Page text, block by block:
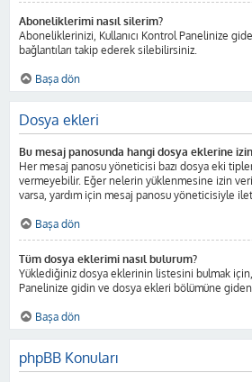
Aboneliklerimi nasıl silerim?
Aboneliklerinizi, Kullanıcı Kontrol Panelinize
bağlantıları takip ederek silebilirsiniz.
Başa dön
Dosya ekleri
Bu mesaj panosunda hangi dosya eklerine
Her mesaj panosu yöneticisi bazı dosya eki
vermeyebilir. Eğer nelerin yüklenmesine izin
varsa, yardım için mesaj panosu yöneticisiyle
Başa dön
Tüm dosya eklerimi nasıl bulurum?
Yüklediğiniz dosya eklerinin listesini bulmak için,
Panelinize gidin ve dosya ekleri bölümüne giden
Başa dön
phpBB Konuları